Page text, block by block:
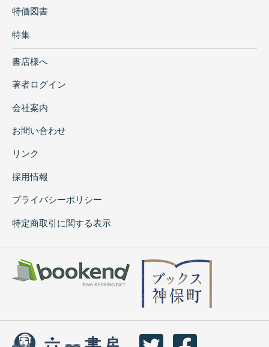
特価図書
特集
書店様へ
著者ログイン
会社案内
お問い合わせ
リンク
採用情報
プライバシーポリシー
特定商取引に関する表示